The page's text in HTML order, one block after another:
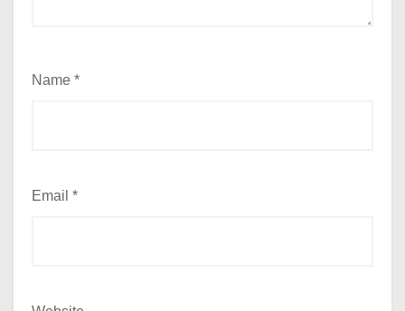
Name *
Email *